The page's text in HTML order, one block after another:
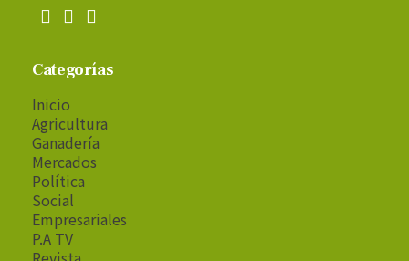
Categorías
Inicio
Agricultura
Ganadería
Mercados
Política
Social
Empresariales
P.A TV